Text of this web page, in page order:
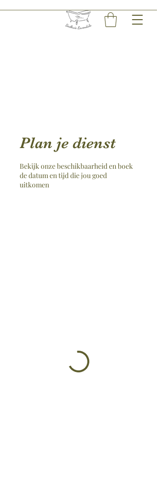
Plan je dienst
Bekijk onze beschikbaarheid en boek
de datum en tijd die jou goed
uitkomen